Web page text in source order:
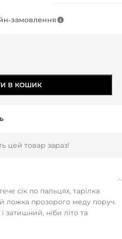
В КОШИК
цей товар зараз!
сік по пальцях, тарілка
й ложка прозорого меду поруч.
ніби літо та